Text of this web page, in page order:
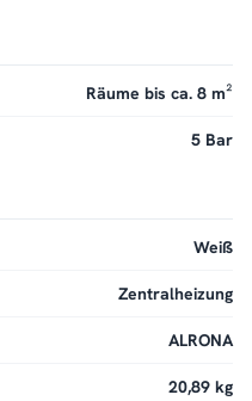
Räume bis ca. 8 m²
5 Bar
Weiß
Zentralheizung
ALRONA
20,89 kg